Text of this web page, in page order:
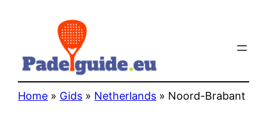
Home » Gids » Netherlands » Noord-Brabant